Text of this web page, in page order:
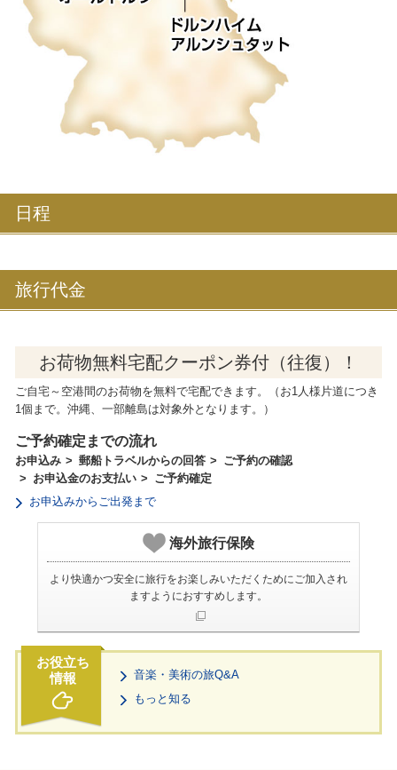
日程
旅行代金
お荷物無料宅配クーポン券付（往復）！
ご自宅～空港間のお荷物を無料で宅配できます。（お1人様片道につき
1個まで。沖縄、一部離島は対象外となります。）
ご予約確定までの流れ
お申込み 郵船トラベルからの回答
ご予約の確認
お申込金のお支払い
ご予約確定
お申込みからご出発まで
海外旅行保険
より快適かつ安全に旅行をお楽しみいただくためにご加入され
ますようにおすすめします。
音楽・美術の旅Q&A
もっと知る